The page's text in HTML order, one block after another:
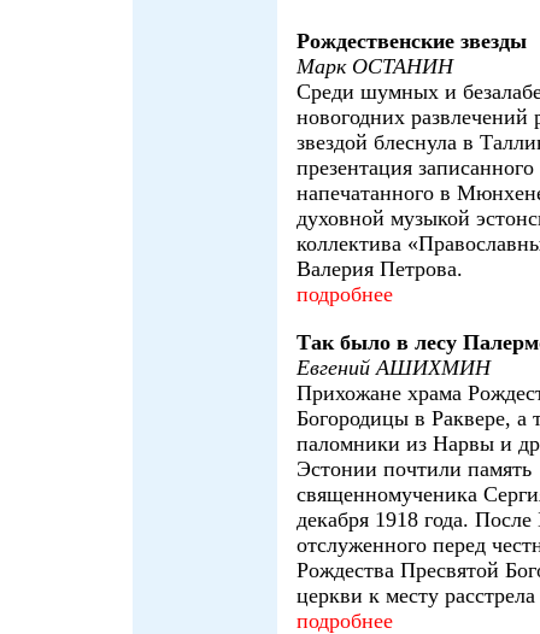
Рождественские звезды
Марк ОСТАНИН
Среди шумных и
новогодних развлечений
звездой блеснула в
презентация
напечатанного в
духовной музыкой
коллектива
Валерия Петрова.
подробнее
Так было в лесу
Евгений АШИХМИН
Прихожане храма
Богородицы в Раквере, а
паломники из Нарвы и
Эстонии почтили память
священномученика
декабря 1918 года.
отслуженного перед
Рождества Пресвятой
церкви к месту
подробнее